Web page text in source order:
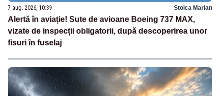
7 aug. 2026, 10:39 Stoica Marian
Alertă în aviație! Sute de avioane Boeing 737 MAX,
vizate de inspecții obligatorii, după descoperirea unor
fisuri în fuselaj